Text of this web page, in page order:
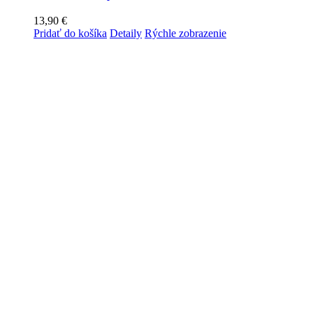
13,90 €
Pridať do košíka Detaily Rýchle zobrazenie